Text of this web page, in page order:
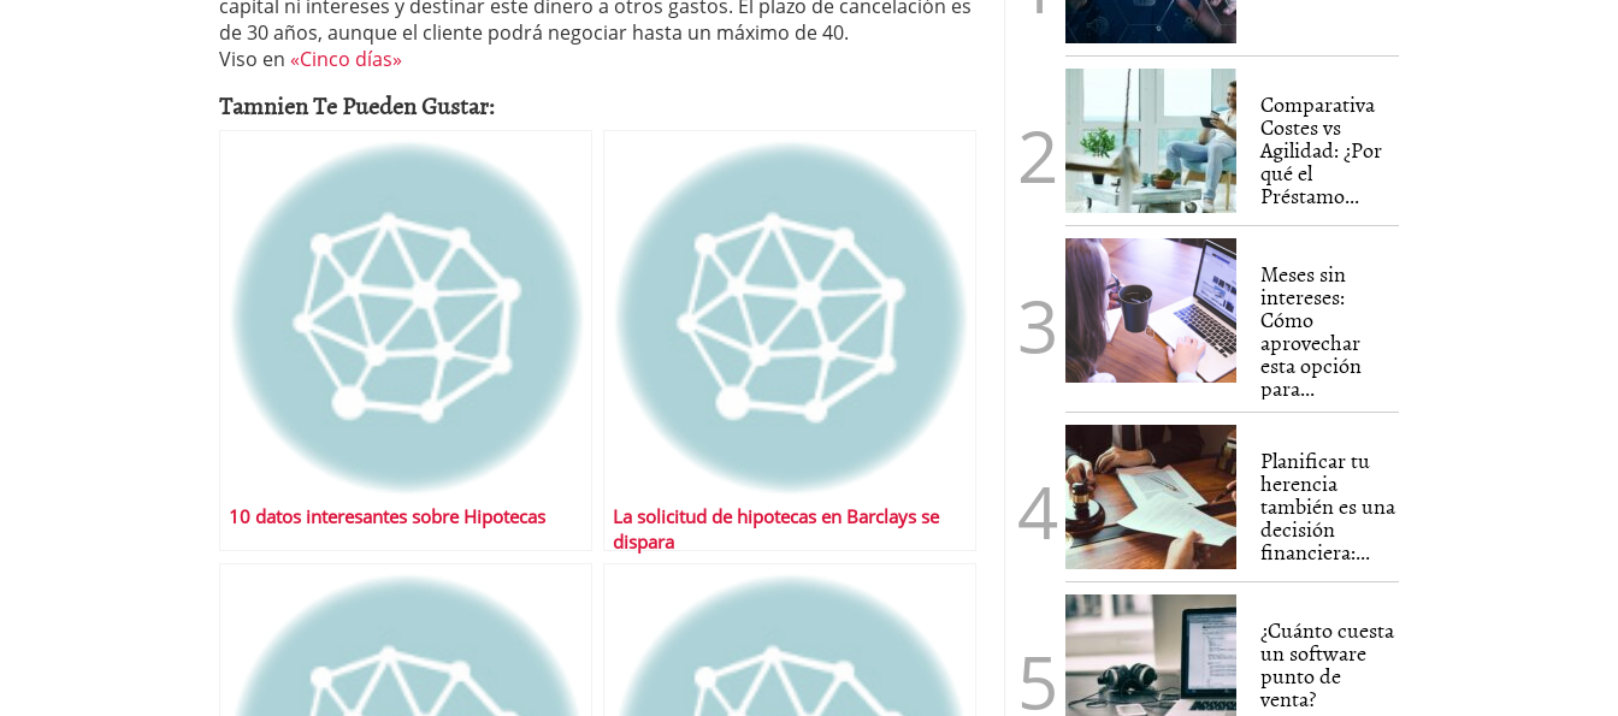
compras 24 de noviembre de 2025
Planificar tu herencia también es una decisión financiera: cómo anticiparte
a los costes
capital ni intereses y destinar este dinero a otros gastos. El plazo de cancelación es
de 30 años, aunque el cliente podrá negociar hasta un máximo de 40.
Viso en «Cinco días»
Tamnien Te Pueden Gustar:
10 datos interesantes sobre Hipotecas
La solicitud de hipotecas en Barclays se
dispara
Comparativa
Costes vs
Agilidad: ¿Por
qué el
Préstamo...
Meses sin
intereses:
Cómo
aprovechar
esta opción
para...
Planificar tu
herencia
también es una
decisión
financiera:...
¿Cuánto cuesta
un software
punto de
venta?